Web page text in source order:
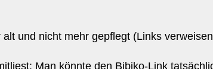
und nicht mehr gepflegt (Links
Man könnte den Bibiko-Link